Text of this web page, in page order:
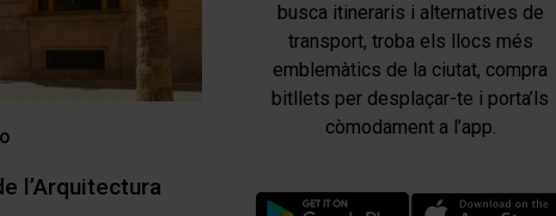
l’Arquitectura
busca itineraris i alternatives de
transport, troba els llocs més
emblemàtics de la ciutat, compra
bitllets per desplaçar-te i porta’ls
còmodament a l’app.